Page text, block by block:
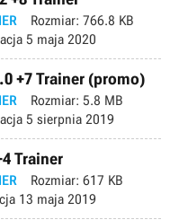
Rozmiar: 766.8 KB
5 maja 2020
+7 Trainer (promo)
Rozmiar: 5.8 MB
5 sierpnia 2019
Trainer
Rozmiar: 617 KB
13 maja 2019